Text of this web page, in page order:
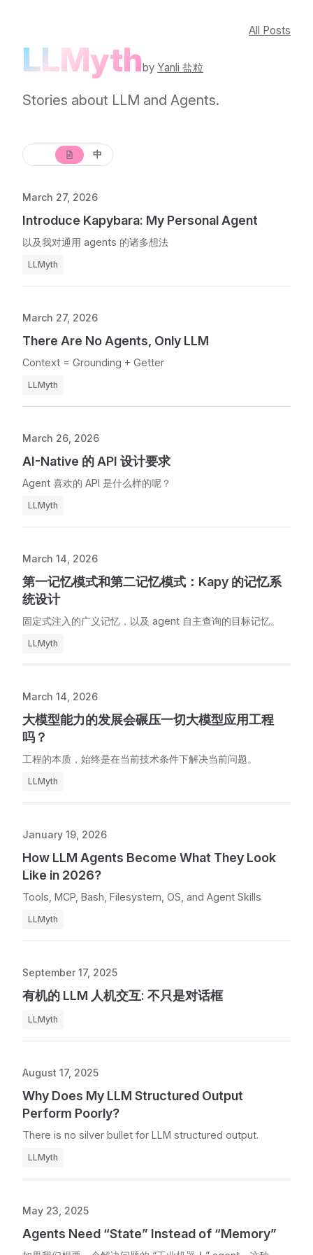
LLMythby Yanli 盐粒
All Posts
Stories about LLM and Agents.
中
March 27, 2026
Introduce Kapybara: My Personal Agent
以及我对通用 agents 的诸多想法
LLMyth
March 27, 2026
There Are No Agents, Only LLM
Context = Grounding + Getter
LLMyth
March 26, 2026
AI-Native 的 API 设计要求
Agent 喜欢的 API 是什么样的呢？
LLMyth
March 14, 2026
第一记忆模式和第二记忆模式：Kapy 的记忆系
统设计
固定式注入的广义记忆，以及 agent 自主查询的目标记忆。
LLMyth
March 14, 2026
大模型能力的发展会碾压一切大模型应用工程
吗？
工程的本质，始终是在当前技术条件下解决当前问题。
LLMyth
January 19, 2026
How LLM Agents Become What They Look
Like in 2026?
Tools, MCP, Bash, Filesystem, OS, and Agent Skills
LLMyth
September 17, 2025
有机的 LLM 人机交互: 不只是对话框
LLMyth
August 17, 2025
Why Does My LLM Structured Output
Perform Poorly?
There is no silver bullet for LLM structured output.
LLMyth
May 23, 2025
Agents Need “State” Instead of “Memory”